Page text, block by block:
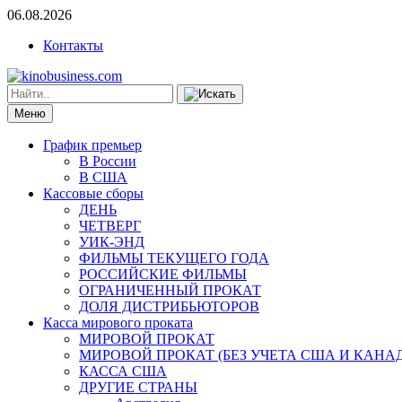
06.08.2026
Контакты
Меню
График премьер
В России
В США
Кассовые сборы
ДЕНЬ
ЧЕТВЕРГ
УИК-ЭНД
ФИЛЬМЫ ТЕКУЩЕГО ГОДА
РОССИЙСКИЕ ФИЛЬМЫ
ОГРАНИЧЕННЫЙ ПРОКАТ
ДОЛЯ ДИСТРИБЬЮТОРОВ
Касса мирового проката
МИРОВОЙ ПРОКАТ
МИРОВОЙ ПРОКАТ (БЕЗ УЧЕТА США И
КАССА США
ДРУГИЕ СТРАНЫ